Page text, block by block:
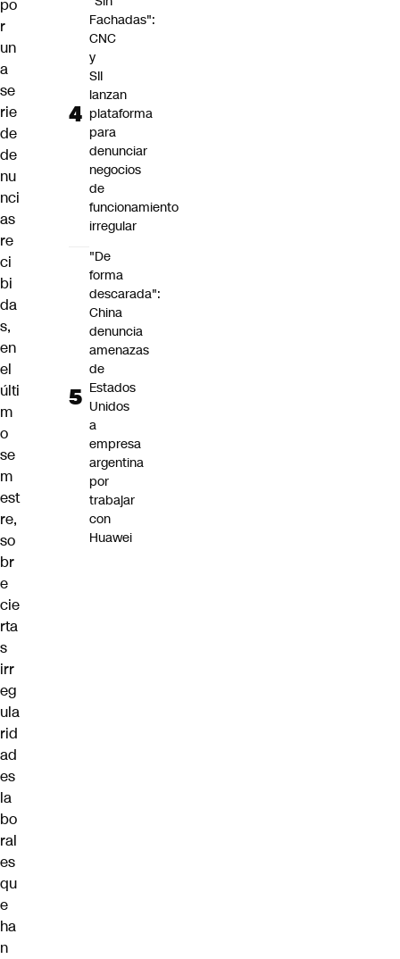
po
r
un
a
se
rie
de
de
nu
nci
as
re
ci
bi
da
s,
en
el
últi
m
o
se
m
est
re,
so
br
e
cie
rta
s
irr
eg
ula
rid
ad
es
la
bo
ral
es
qu
e
ha
n
Fachadas":
CNC
y
SII
lanzan
plataforma
para
denunciar
negocios
de
funcionamiento
irregular
"De
forma
descarada":
China
denuncia
amenazas
de
Estados
Unidos
a
empresa
argentina
por
trabajar
con
Huawei